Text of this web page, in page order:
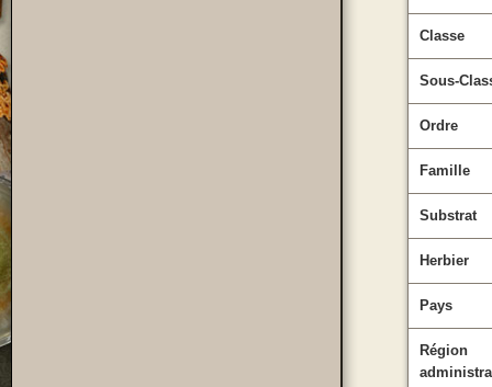
Classe
Sous-
Ordre
Famille
Substrat
Herbier
Pays
Région